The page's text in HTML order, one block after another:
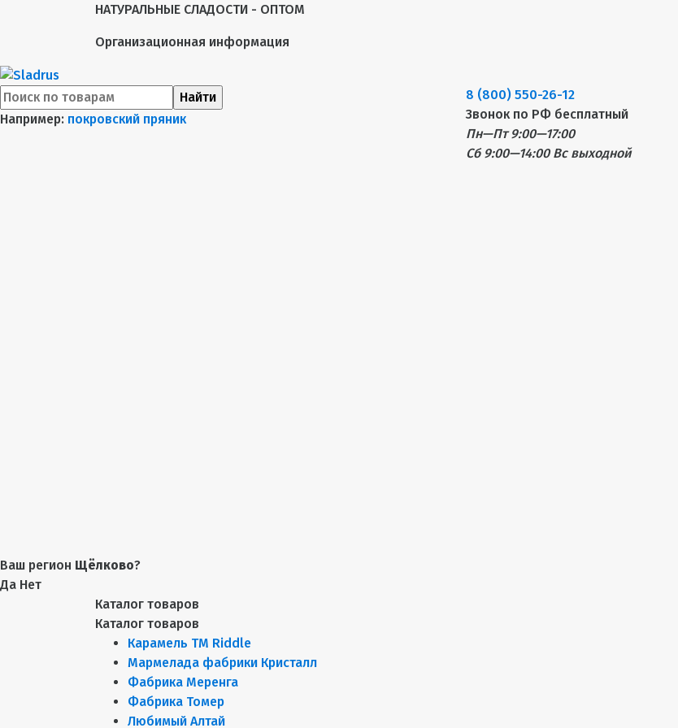
НАТУРАЛЬНЫЕ СЛАДОСТИ - ОПТОМ
Организационная информация
Найти
Например: покровский пряник
8 (800) 550-26-12
Звонок по РФ бесплатный
Пн—Пт 9:00—17:00
Сб 9:00—14:00 Вс выходной
Ваш регион Щёлково?
Да Нет
Каталог товаров
Каталог товаров
Карамель ТМ Riddle
Мармелада фабрики Кристалл
Фабрика Меренга
Фабрика Томер
Любимый Алтай